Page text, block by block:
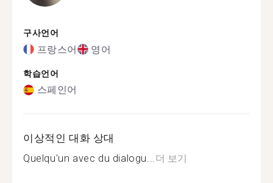
구사언어
프랑스어 영어
학습언어
스페인어
이상적인 대화 상대
Quelqu'un avec du dialogu...더 보기